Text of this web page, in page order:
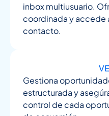
inbox multiusuario.
coordinada y accede
contacto.
Gestiona
estructurada y
control de cada